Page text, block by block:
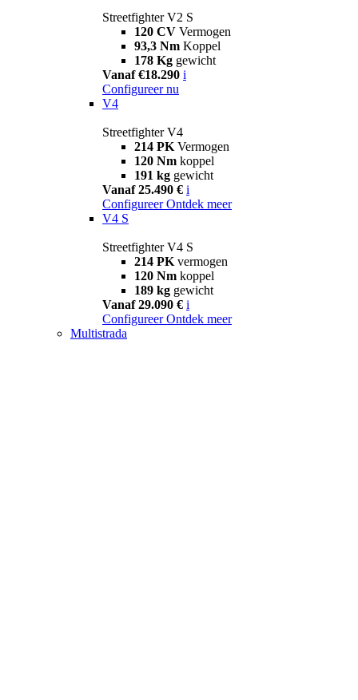
Streetfighter V2 S
120 CV Vermogen
93,3 Nm Koppel
178 Kg gewicht
Vanaf €18.290 i
Configureer nu
V4
Streetfighter V4
214 PK Vermogen
120 Nm koppel
191 kg gewicht
Vanaf 25.490 € i
Configureer Ontdek meer
V4 S
Streetfighter V4 S
214 PK vermogen
120 Nm koppel
189 kg gewicht
Vanaf 29.090 € i
Configureer Ontdek meer
Multistrada